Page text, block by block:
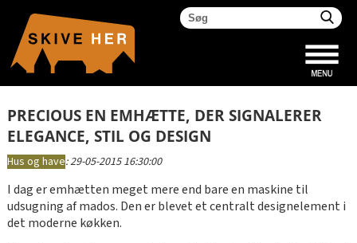
PRECIOUS EN EMHÆTTE, DER SIGNALERER
ELEGANCE, STIL OG DESIGN
Hus og have:29-05-2015 16:30:00
I dag er emhætten meget mere end bare en maskine til
udsugning af mados. Den er blevet et centralt designelement i
det moderne køkken.